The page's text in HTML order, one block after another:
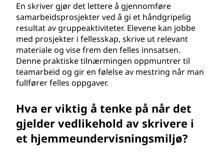
En skriver gjør det lettere å gjennomføre
samarbeidsprosjekter ved å gi et håndgripelig
resultat av gruppeaktiviteter. Elevene kan jobbe
med prosjekter i fellesskap, skrive ut relevant
materiale og vise frem den felles innsatsen.
Denne praktiske tilnærmingen oppmuntrer til
teamarbeid og gir en følelse av mestring når man
fullfører felles oppgaver.
Hva er viktig å tenke på når det
gjelder vedlikehold av skrivere i
et hjemmeundervisningsmiljø?